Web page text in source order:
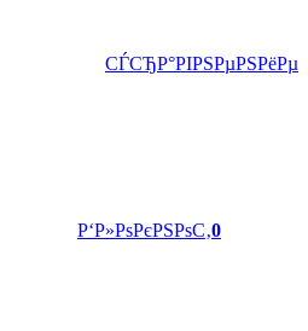
СЃСЂР°РІРЅРµРЅРёРµ
Р‘Р»РѕРєРЅРѕС‚0